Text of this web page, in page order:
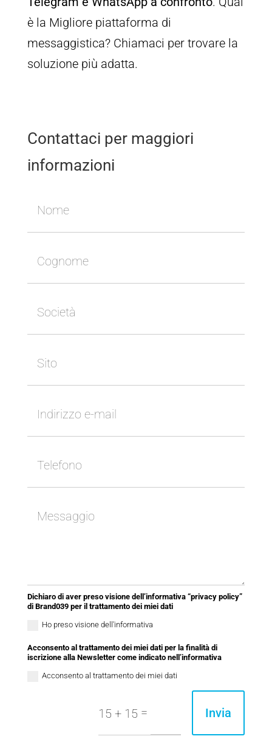
è la Migliore piattaforma di
messaggistica? Chiamaci per trovare la
soluzione più adatta.
Contattaci per maggiori
informazioni
Dichiaro di aver preso visione dell’informativa “privacy policy”
di Brand039 per il trattamento dei miei dati
Ho preso visione dell'informativa
Acconsento al trattamento dei miei dati per la finalità di
iscrizione alla Newsletter come indicato nell’informativa
Acconsento al trattamento dei miei dati
15 + 15 = Invia